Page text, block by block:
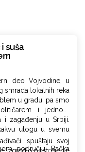
suša
deo Vojvodine, u
smrada lokalnih reka
u gradu, pa smo
i jednom
i zagađenju u Srbiji.
ulogu u svemu
području, Bačka
ispuštaju svoj